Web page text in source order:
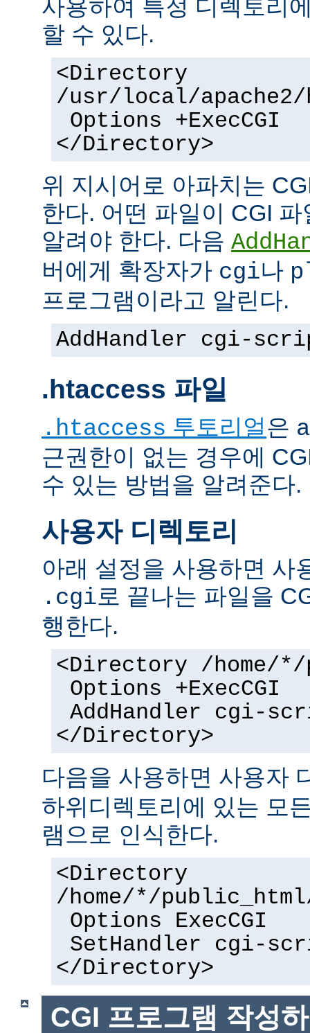
사용하여 특정 디렉토리
할 수 있다.
<Directory
/usr/local/apache2/
Options +ExecCGI
</Directory>
위 지시어로 아파치는
한다. 어떤 파일이 CGI
알려야 한다. 다음
버에게 확장자가 cgi나
프로그램이라고 알린다.
AddHandler cgi-
.htaccess 파일
.htaccess 투토리얼은
근권한이 없는 경우에
수 있는 방법을 알려준다.
사용자 디렉토리
아래 설정을 사용하면 사
.cgi로 끝나는 파일을
행한다.
<Directory /home/
Options +ExecCGI
AddHandler cgi-
</Directory>
다음을 사용하면 사용자
하위디렉토리에 있는 모
램으로 인식한다.
<Directory
/home/*/
Options ExecCGI
SetHandler cgi-
</Directory>
CGI 프로그램 작성